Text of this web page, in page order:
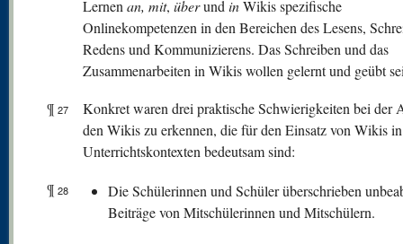
Lernen an, mit, überund inWikis spezifische
Onlinekompetenzen in den Bereichen des Lesens,
Redens und Kommunizierens. Das Schreiben und das
Zusammenarbeiten in Wikis wollen gelernt und geübt
¶ 27
Konkret waren drei praktische Schwierigkeiten bei der
den Wikis zu erkennen, die für den Einsatz von Wikis in
Unterrichtskontexten bedeutsam sind:
¶ 28
Die Schülerinnen und Schüler überschrieben
Beiträge von Mitschülerinnen und Mitschülern.